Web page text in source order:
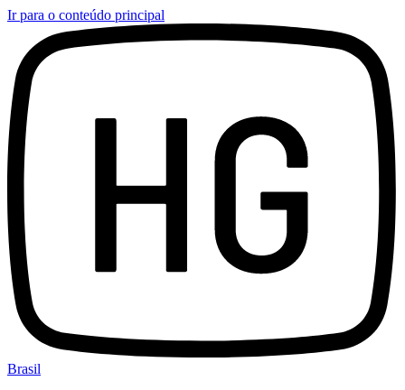
Ir para o conteúdo principal
Brasil